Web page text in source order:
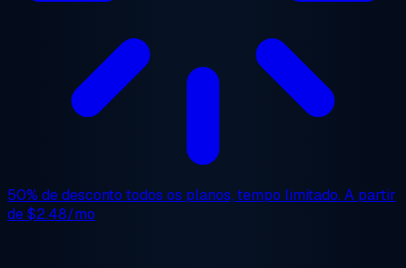
50% de desconto todos os planos, tempo limitado. A partir
de$2.48/mo